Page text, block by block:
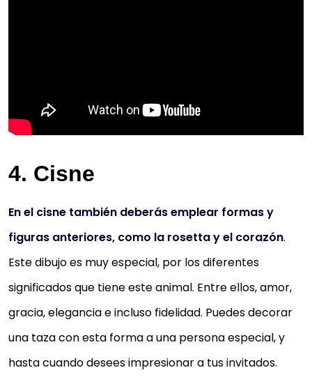
4. Cisne
En el cisne también deberás emplear formas y
figuras anteriores, como la rosetta y el corazón.
Este dibujo es muy especial, por los diferentes
significados que tiene este animal. Entre ellos, amor,
gracia, elegancia e incluso fidelidad. Puedes decorar
una taza con esta forma a una persona especial, y
hasta cuando desees impresionar a tus invitados.